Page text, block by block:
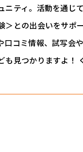
ニティ。活動を通じ
＞との出会いをサポ
口コミ情報、試写会
も見つかりますよ！